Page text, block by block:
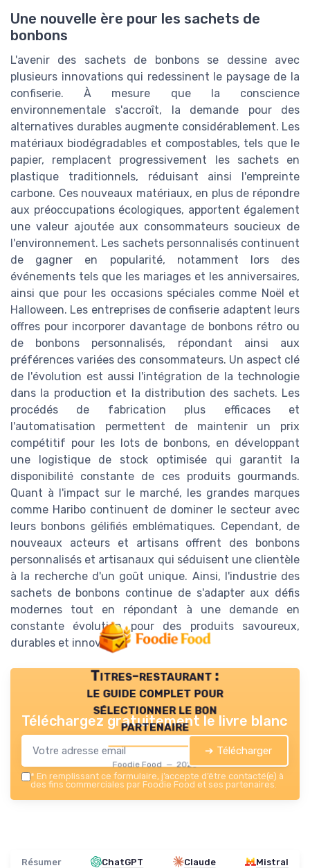
Une nouvelle ère pour les sachets de
bonbons
L'avenir des sachets de bonbons se dessine avec
plusieurs innovations qui redessinent le paysage de la
confiserie. À mesure que la conscience
environnementale s'accroît, la demande pour des
alternatives durables augmente considérablement. Les
matériaux biodégradables et compostables, tels que le
papier, remplacent progressivement les sachets en
plastique traditionnels, réduisant ainsi l'empreinte
carbone. Ces nouveaux matériaux, en plus de répondre
aux préoccupations écologiques, apportent également
une valeur ajoutée aux consommateurs soucieux de
l'environnement. Les sachets personnalisés continuent
de gagner en popularité, notamment lors des
événements tels que les mariages et les anniversaires,
ainsi que pour les occasions spéciales comme Noël et
Halloween. Les entreprises de confiserie adaptent leurs
offres pour incorporer davantage de bonbons rétro ou
de bonbons personnalisés, répondant ainsi aux
préférences variées des consommateurs. Un aspect clé
de l'évolution est aussi l'intégration de la technologie
dans la production et la distribution des sachets. Les
procédés de fabrication plus efficaces et
l'automatisation permettent de maintenir un prix
compétitif pour les lots de bonbons, en développant
une logistique de stock optimisée qui garantit la
disponibilité constante de ces produits gourmands.
Quant à l'impact sur le marché, les grandes marques
comme Haribo continuent de dominer le secteur avec
leurs bonbons gélifiés emblématiques. Cependant, de
nouveaux acteurs et artisans offrent des bonbons
personnalisés et artisanaux qui séduisent une clientèle
à la recherche d'un goût unique. Ainsi, l'industrie des
sachets de bonbons continue de s'adapter aux défis
modernes tout en répondant à une demande en
constante évolution pour des produits savoureux,
durables et innovants.
Titres-restaurant :
le guide complet pour
sélectionner le bon
partenaire
Foodie Food — 2026
Téléchargez gratuitement le livre blanc
➔ Télécharger
* En remplissant ce formulaire, j’accepte d’être contacté(e) à
des fins commerciales par Foodie Food et ses partenaires.
Résumer ChatGPT Claude Mistral